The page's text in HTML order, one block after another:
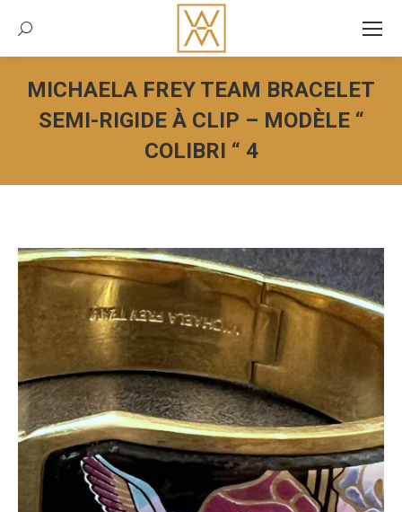
Recherche:
MICHAELA FREY TEAM BRACELET
SEMI-RIGIDE À CLIP – MODÈLE “
COLIBRI “ 4
Vous êtes ici :